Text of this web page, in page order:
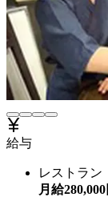
給与
レストラン
月給280,000